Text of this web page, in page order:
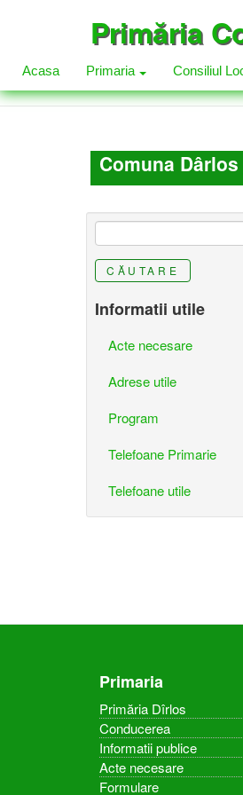
principal
Primăria
Acasa Primaria Consiliul
Comuna
CĂUTARE
Informatii utile
Acte necesare
Adrese utile
Program
Telefoane Primarie
Telefoane utile
Primaria
Primăria Dîrlos
Conducerea
Informatii publice
Acte necesare
Formulare